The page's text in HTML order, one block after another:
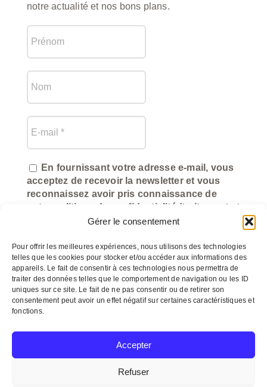
Gérer le consentement
Pour offrir les meilleures expériences, nous utilisons des technologies
telles que les cookies pour stocker et/ou accéder aux informations des
appareils. Le fait de consentir à ces technologies nous permettra de
traiter des données telles que le comportement de navigation ou les ID
uniques sur ce site. Le fait de ne pas consentir ou de retirer son
consentement peut avoir un effet négatif sur certaines caractéristiques et
fonctions.
Accepter
Refuser
notre actualité et nos bons plans.
En fournissant votre adresse e-mail, vous
acceptez de recevoir la newsletter et vous
reconnaissez avoir pris connaissance de
notre politique de confidentialité (traitement et
utilisation des données).
2026 Un arôme 2 chefs